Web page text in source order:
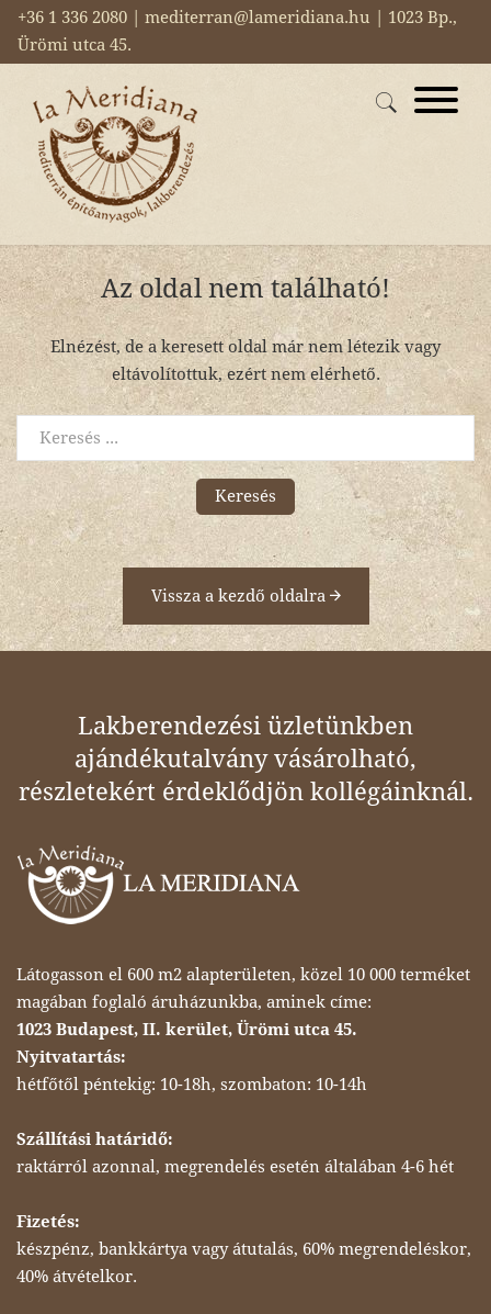
+36 1 336 2080 | mediterran@lameridiana.hu | 1023 Bp.,
Ürömi utca 45.
Az oldal nem található!
Elnézést, de a keresett oldal már nem létezik vagy
eltávolítottuk, ezért nem elérhető.
Keresés
Vissza a kezdő oldalra
Lakberendezési üzletünkben
ajándékutalvány vásárolható,
részletekért érdeklődjön kollégáinknál.
Látogasson el 600 m2 alapterületen, közel 10 000 terméket
magában foglaló áruházunkba, aminek címe:
1023 Budapest, II. kerület, Ürömi utca 45.
Nyitvatartás:
hétfőtől péntekig: 10-18h, szombaton: 10-14h
Szállítási határidő:
raktárról azonnal, megrendelés esetén általában 4-6 hét
Fizetés:
készpénz, bankkártya vagy átutalás, 60% megrendeléskor,
40% átvételkor.